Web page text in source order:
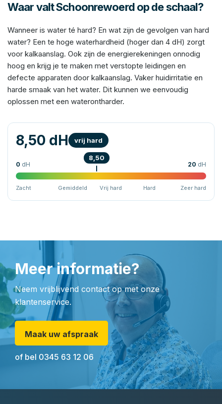
Waar valt Schoonrewoerd op de schaal?
Wanneer is water té hard? En wat zijn de gevolgen van hard
water? Een te hoge waterhardheid (hoger dan 4 dH) zorgt
voor kalkaanslag. Ook zijn de energierekeningen onnodig
hoog en krijg je te maken met verstopte leidingen en
defecte apparaten door kalkaanslag. Vaker huidirritatie en
harde smaak van het water. Dit kunnen we eenvoudig
oplossen met een waterontharder.
8,50 dH vrij hard
0 dH 20 dH
8,50
Zacht Gemiddeld Vrij hard Hard Zeer hard
Meer informatie?
Neem vrijblijvend contact op met onze
klantenservice.
Maak uw afspraak
of bel 0345 63 12 06